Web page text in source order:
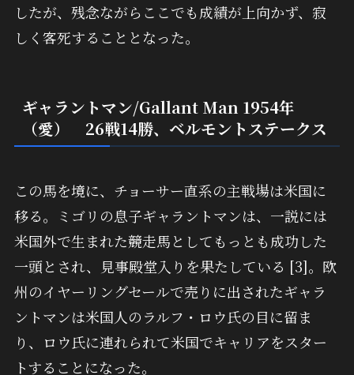
したが、残念ながらここでも成績が上向かず、寂
しく客死することとなった。
ギャラントマン/Gallant Man 1954年
（愛） 26戦14勝、ベルモントステークス
この馬を境に、チョーサー直系の主戦場は米国に
移る。ミゴリの息子ギャラントマンは、一説には
米国外で生まれた競走馬としてもっとも成功した
一頭とされ、見事殿堂入りを果たしている [3]。欧
州のイヤーリングセールで売りに出されたギャラ
ントマンは米国人のラルフ・ロウ氏の目に留ま
り、ロウ氏に連れられて米国でキャリアをスター
トすることになった。